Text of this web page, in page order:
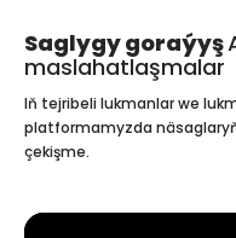
Saglygy goraýyş
maslahatlaşmalar
Iň tejribeli lukmanlar we
platformamyzda
çekişme.